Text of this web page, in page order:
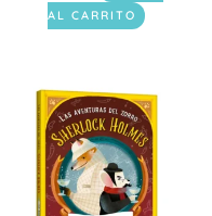
AL CARRITO